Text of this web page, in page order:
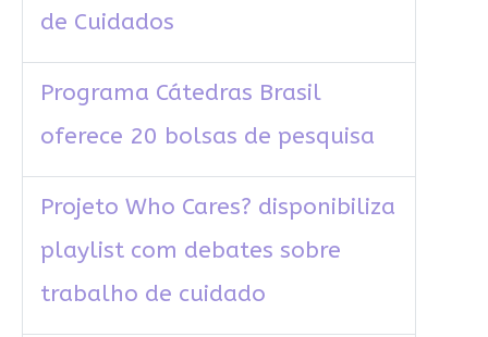
de Cuidados
Programa Cátedras Brasil
oferece 20 bolsas de pesquisa
Projeto Who Cares? disponibiliza
playlist com debates sobre
trabalho de cuidado